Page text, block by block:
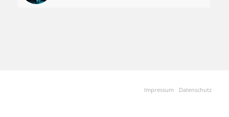
Impressum Datenschutz